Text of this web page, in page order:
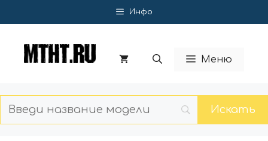
к
Инфо
Меню